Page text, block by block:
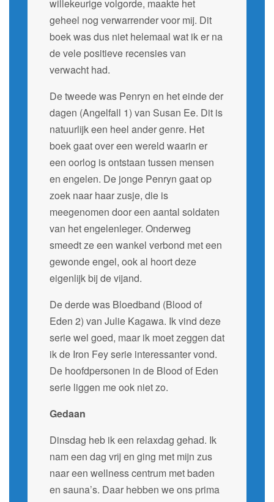
willekeurige volgorde, maakte het
geheel nog verwarrender voor mij. Dit
boek was dus niet helemaal wat ik er na
de vele positieve recensies van
verwacht had.
De tweede was Penryn en het einde der
dagen (Angelfall 1) van Susan Ee. Dit is
natuurlijk een heel ander genre. Het
boek gaat over een wereld waarin er
een oorlog is ontstaan tussen mensen
en engelen. De jonge Penryn gaat op
zoek naar haar zusje, die is
meegenomen door een aantal soldaten
van het engelenleger. Onderweg
smeedt ze een wankel verbond met een
gewonde engel, ook al hoort deze
eigenlijk bij de vijand.
De derde was Bloedband (Blood of
Eden 2) van Julie Kagawa. Ik vind deze
serie wel goed, maar ik moet zeggen dat
ik de Iron Fey serie interessanter vond.
De hoofdpersonen in de Blood of Eden
serie liggen me ook niet zo.
Gedaan
Dinsdag heb ik een relaxdag gehad. Ik
nam een dag vrij en ging met mijn zus
naar een wellness centrum met baden
en sauna’s. Daar hebben we ons prima